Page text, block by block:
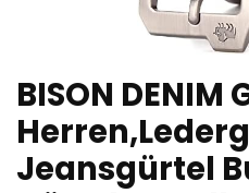
BISON DENIM
Jeansgürtel